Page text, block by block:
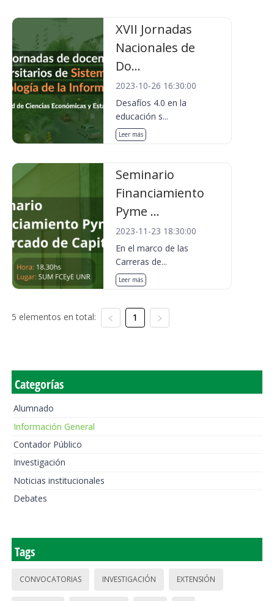
XVII Jornadas
Nacionales de
Do...
2023-10-26 16:30:00
Desafíos 4.0 en la
educación s...
Leer más
Seminario
Financiamiento
Pyme ...
2023-11-23 18:30:00
En el marco de las
Carreras de...
Leer más
5 elementos en total: 1
Categorías
Alumnado
Información General
Contador Público
Investigación
Noticias institucionales
Debates
Tags
CONVOCATORIAS INVESTIGACIÓN EXTENSIÓN